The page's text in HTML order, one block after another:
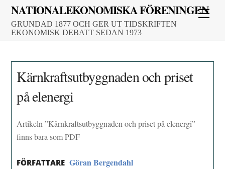
Skip
content
NATIONALEKONOMISKA FÖRENINGEN
GRUNDAD 1877 OCH GER UT TIDSKRIFTEN
EKONOMISK DEBATT SEDAN 1973
Kärnkraftsutbyggnaden och priset
på elenergi
Artikeln ”Kärnkraftsutbyggnaden och priset på elenergi”
finns bara som PDF
FÖRFATTARE Göran Bergendahl